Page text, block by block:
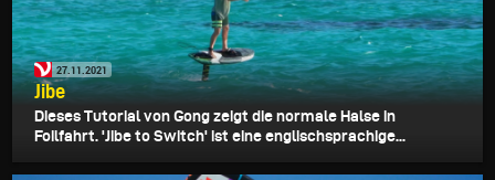
27.11.2021
Jibe
Dieses Tutorial von Gong zeigt die normale Halse in
Foilfahrt. 'Jibe to Switch' ist eine englischsprachige...